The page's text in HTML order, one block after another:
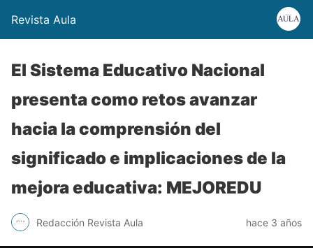
Revista Aula
El Sistema Educativo Nacional
presenta como retos avanzar
hacia la comprensión del
significado e implicaciones de la
mejora educativa: MEJOREDU
Redacción Revista Aula hace 3 años